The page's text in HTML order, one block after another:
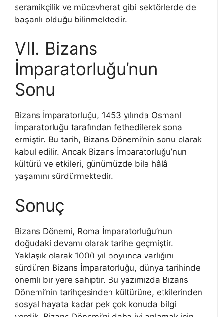
seramikçilik ve mücevherat gibi sektörlerde de
başarılı olduğu bilinmektedir.
VII. Bizans
İmparatorluğu’nun
Sonu
Bizans İmparatorluğu, 1453 yılında Osmanlı
İmparatorluğu tarafından fethedilerek sona
ermiştir. Bu tarih, Bizans Dönemi’nin sonu olarak
kabul edilir. Ancak Bizans İmparatorluğu’nun
kültürü ve etkileri, günümüzde bile hâlâ
yaşamını sürdürmektedir.
Sonuç
Bizans Dönemi, Roma İmparatorluğu’nun
doğudaki devamı olarak tarihe geçmiştir.
Yaklaşık olarak 1000 yıl boyunca varlığını
sürdüren Bizans İmparatorluğu, dünya tarihinde
önemli bir yere sahiptir. Bu yazımızda Bizans
Dönemi’nin tarihçesinden kültürüne, etkilerinden
sosyal hayata kadar pek çok konuda bilgi